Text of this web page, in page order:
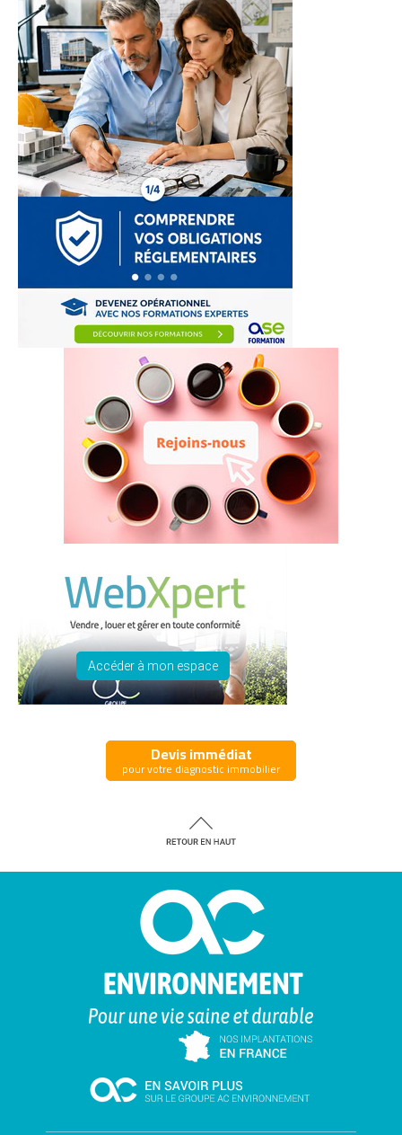
Accéder à mon espace
Devis immédiat
pour votre diagnostic immobilier